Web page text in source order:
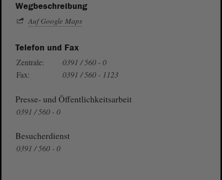
Wegbeschreibung
Auf Google Maps
Telefon und Fax
Zentrale:
0391 / 560 - 0
Fax:
0391 / 560 - 1123
Presse- und Öffentlichkeitsarbeit
0391 / 560 - 0
Besucherdienst
0391 / 560 - 0